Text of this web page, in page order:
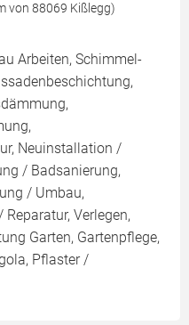
von 88069 Kißlegg)
Arbeiten, Schimmel-
Neuinstallation /
/ Badsanierung,
/ Umbau,
Verlegen,
Garten, Gartenpflege,
Pflaster /